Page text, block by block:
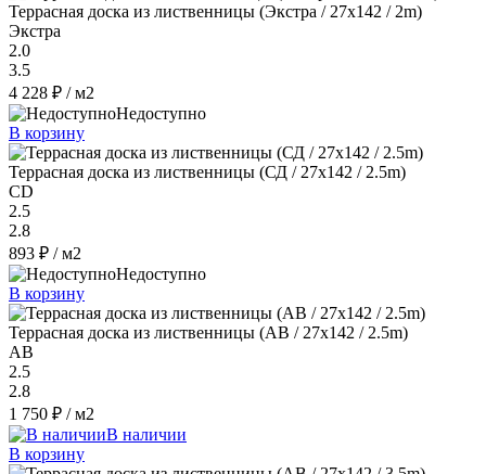
Террасная доска из лиственницы (Экстра / 27x142 / 2m)
Экстра
2.0
3.5
4 228 ₽ / м2
Недоступно
В корзину
Террасная доска из лиственницы (СД / 27x142 / 2.5m)
CD
2.5
2.8
893 ₽ / м2
Недоступно
В корзину
Террасная доска из лиственницы (AB / 27x142 / 2.5m)
AB
2.5
2.8
1 750 ₽ / м2
В наличии
В корзину